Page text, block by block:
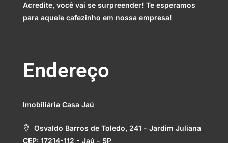
Acredite, você vai se surpreender! Te esperamos
para aquele cafezinho em nossa empresa!
Endereço
Imobiliária Casa Jaú
Osvaldo Barros de Toledo, 241 - Jardim Juliana
CEP: 17214-112 - Jaú - SP